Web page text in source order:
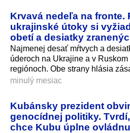
Krvavá nedeľa na fronte.
ukrajinské útoky si
obetí a desiatky
Najmenej desať mŕtvych a
úderoch na Ukrajine a v
regiónoch. Obe strany hlásia
minulý mesiac
Kubánsky prezident
genocídnej politiky.
chce Kubu úplne